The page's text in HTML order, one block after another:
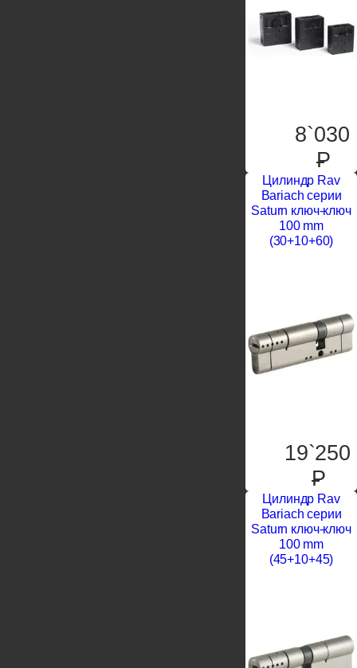
8`030
P
Цилиндр Rav
Bariach серии
Saturn ключ-ключ
100 mm
(30+10+60)
19`250
P
Цилиндр Rav
Bariach серии
Saturn ключ-ключ
100 mm
(45+10+45)